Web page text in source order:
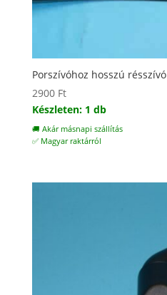
Porszívóhoz hosszú résszívó
2900 Ft
Készleten: 1 db
🚚 Akár másnapi szállítás
✅ Magyar raktárról